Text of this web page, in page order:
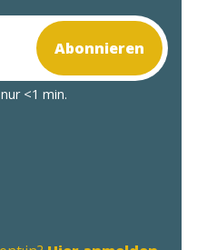
Abonnieren
<1 min.